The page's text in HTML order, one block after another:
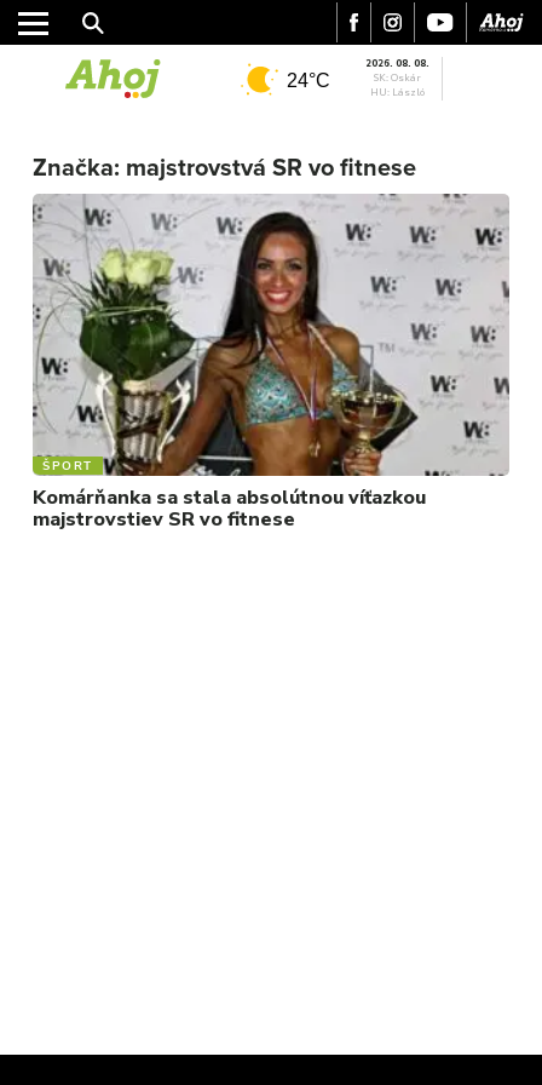
MESTO
REGIÓN
ŠPORT
KULTÚRA
FOTKY
VIDEO
MIX
24°C
2026. 08. 08.
SK: Oskár
HU: László
Značka: majstrovstvá SR vo fitnese
ŠPORT
Komárňanka sa stala absolútnou víťazkou
majstrovstiev SR vo fitnese